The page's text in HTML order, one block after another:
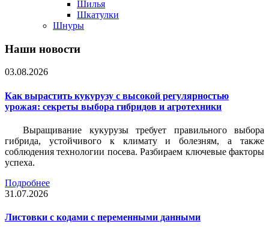
Шилья
Шкатулки
Шнуры
Наши новости
03.08.2026
Как вырастить кукурузу с высокой регулярностью
урожая: секреты выбора гибридов и агротехники
Выращивание кукурузы требует правильного выбора
гибрида, устойчивого к климату и болезням, а также
соблюдения технологии посева. Разбираем ключевые факторы
успеха.
Подробнее
31.07.2026
Листовки c кодами с переменными данными